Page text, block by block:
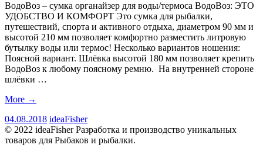
ВодоВоз – сумка органайзер для воды/термоса ВодоВоз: ЭТО
УДОБСТВО И КОМФОРТ Это сумка для рыбалки,
путешествий, спорта и активного отдыха, диаметром 90 мм и
высотой 210 мм позволяет комфортно разместить литровую
бутылку воды или термос! Несколько вариантов ношения:
Поясной вариант. Шлёвка высотой 180 мм позволяет крепить
ВодоВоз к любому поясному ремню. На внутренней стороне
шлёвки …
More →
04.08.2018 ideaFisher
© 2022 ideaFisher Разработка и производство уникальных
товаров для Рыбаков и рыбалки.